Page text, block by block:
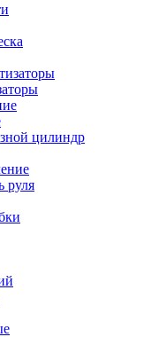
цилиндр
руля